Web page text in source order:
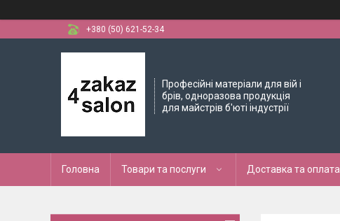
+380 (50) 621-52-34
Професійні матеріали для вій і
брів, одноразова продукція
для майстрів б'юті індустрії
Головна Товари та послуги Доставка та оплата